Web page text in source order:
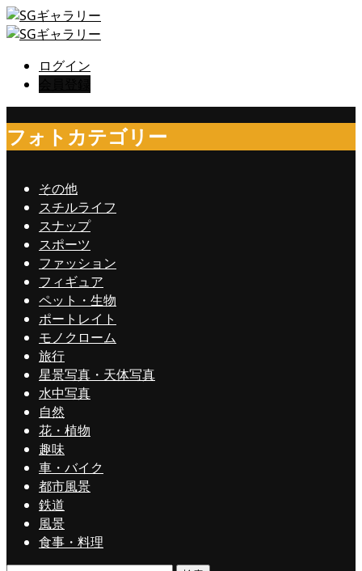
ログイン
フォトカテゴリー
その他
スチルライフ
スナップ
スポーツ
ファッション
フィギュア
ペット・生物
ポートレイト
モノクローム
旅行
星景写真・天体写真
水中写真
自然
花・植物
趣味
車・バイク
都市風景
鉄道
風景
食事・料理